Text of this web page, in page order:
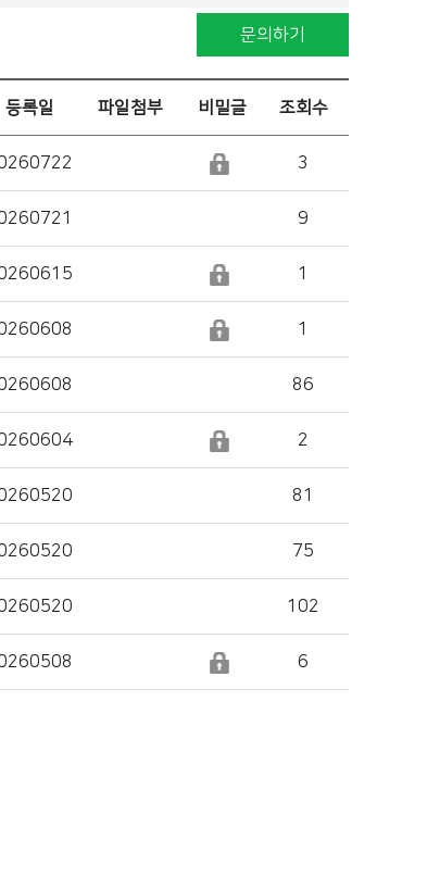
문의하기
등록일 파일첨부 비밀글 조회수
3
9
1
1
86
2
81
75
102
6